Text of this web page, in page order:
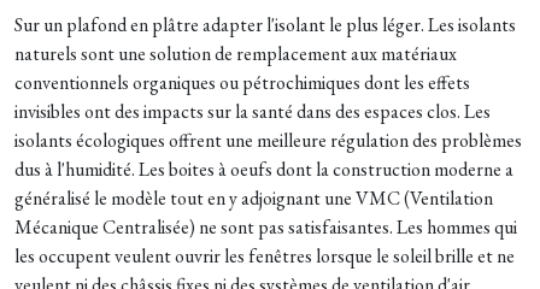
Sur un plafond en plâtre adapter l'isolant le plus léger. Les isolants
naturels sont une solution de remplacement aux matériaux
conventionnels organiques ou pétrochimiques dont les effets
invisibles ont des impacts sur la santé dans des espaces clos. Les
isolants écologiques offrent une meilleure régulation des problèmes
dus à l'humidité. Les boites à oeufs dont la construction moderne a
généralisé le modèle tout en y adjoignant une VMC (Ventilation
Mécanique Centralisée) ne sont pas satisfaisantes. Les hommes qui
les occupent veulent ouvrir les fenêtres lorsque le soleil brille et ne